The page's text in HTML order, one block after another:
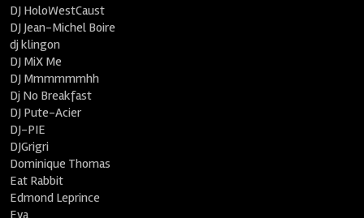
DJ HoloWestCaust
DJ Jean-Michel Boire
dj klingon
DJ MiX Me
DJ Mmmmmmhh
Dj No Breakfast
DJ Pute-Acier
DJ-PIE
DJGrigri
Dominique Thomas
Eat Rabbit
Edmond Leprince
Eva